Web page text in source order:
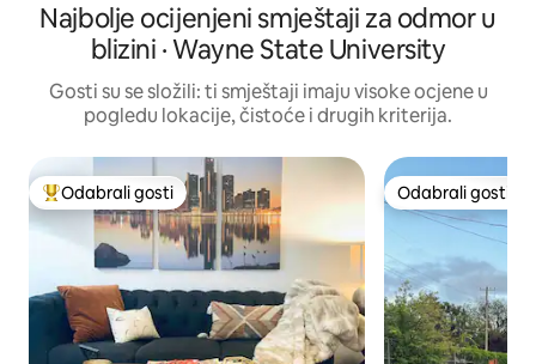
Najbolje ocijenjeni smještaji za odmor u
blizini · Wayne State University
Gosti su se složili: ti smještaji imaju visoke ocjene u
pogledu lokacije, čistoće i drugih kriterija.
Među najviše rangiranima s oznakom „Odabrali gosti”
Odabrali gosti Odabrali gosti
Odabrali gosti